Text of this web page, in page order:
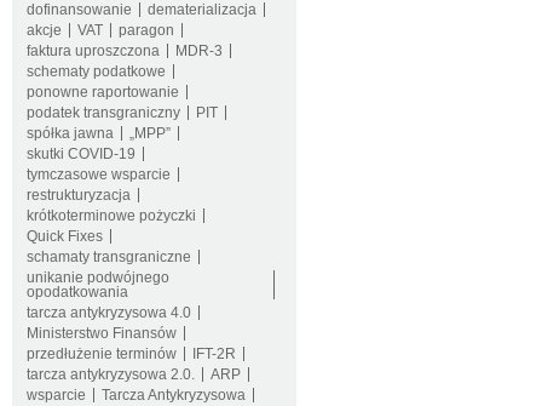
dofinansowanie
dematerializacja
akcje
VAT
paragon
faktura uproszczona
MDR-3
schematy podatkowe
ponowne raportowanie
podatek transgraniczny
PIT
spółka jawna
„MPP”
skutki COVID-19
tymczasowe wsparcie
restrukturyzacja
krótkoterminowe pożyczki
Quick Fixes
schamaty transgraniczne
unikanie podwójnego
opodatkowania
tarcza antykryzysowa 4.0
Ministerstwo Finansów
przedłużenie terminów
IFT-2R
tarcza antykryzysowa 2.0.
ARP
wsparcie
Tarcza Antykryzysowa